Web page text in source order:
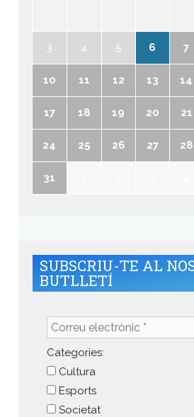
3 4 5 6 7
10 11 12 13 14
17 18 19 20 21
24 25 26 27 28
31
SUBSCRIU-TE AL
BUTLLETÍ
Correu
electrònic
*Categories:
Cultura
Esports
Societat